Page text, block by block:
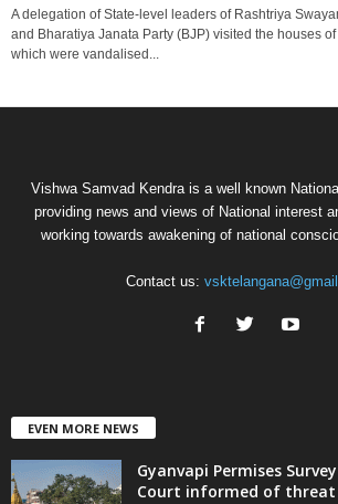
A delegation of State-level leaders of Rashtriya
and Bharatiya Janata Party (BJP) visited the houses
which were vandalised...
Vishwa Samvad Kendra is a well known
providing news and views of National interest
working towards awakening of national
Contact us:
EVEN MORE NEWS
Gyanvapi Permises
Court informed of threat